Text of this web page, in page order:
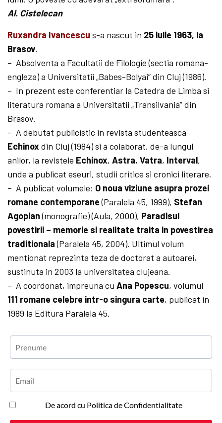
Al. Cistelecan
Ruxandra Ivancescu s-a nascut in 25 iulie 1963, la
Brasov.
– Absolventa a Facultatii de Filologie (sectia romana-
engleza) a Universitatii „Babes-Bolyai” din Cluj (1986).
– In prezent este conferentiar la Catedra de Limba si
literatura romana a Universitatii „Transilvania” din
Brasov.
– A debutat publicistic in revista studenteasca
Echinoxdin Cluj (1984) si a colaborat, de-a lungul
anilor, la revistele Echinox,Astra,Vatra, Interval,
unde a publicat eseuri, studii critice si cronici literare.
– A publicat volumele: O noua viziune asupra prozei
romane contemporane(Paralela 45, 1999), Stefan
Agopian(monografie) (Aula, 2000), Paradisul
povestirii – memorie si realitate traita in povestirea
traditionala(Paralela 45, 2004). Ultimul volum
mentionat reprezinta teza de doctorat a autoarei,
sustinuta in 2003 la universitatea clujeana.
– A coordonat, impreuna cuAna Popescu, volumul
111 romane celebre intr-o singura carte, publicat in
1989 la Editura Paralela 45.